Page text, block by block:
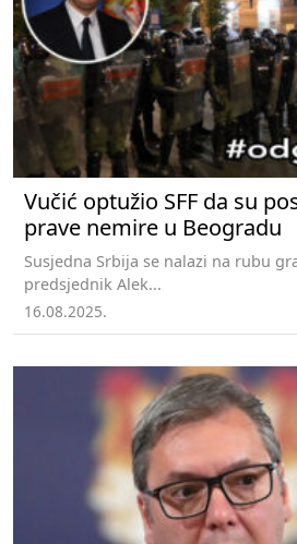
Vučić optužio SFF da su
prave nemire u Beogradu
Susjedna Srbija se nalazi na rubu
predsjednik Alek...
16.08.2025.